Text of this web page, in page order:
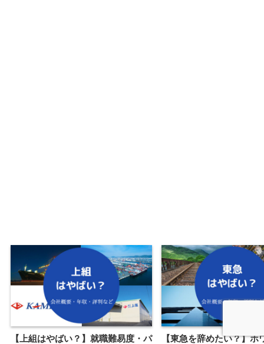
【上組はやばい？】就職難易度・パ 【東急を辞めたい？】ホ